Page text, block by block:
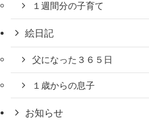
１週間分の子育て
絵日記
父になった３６５日
１歳からの息子
お知らせ